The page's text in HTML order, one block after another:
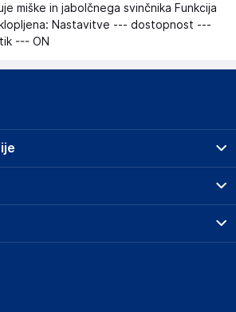
miške in jabolčnega svinčnika Funkcija
Nastavitve --- dostopnost ---
--- ON